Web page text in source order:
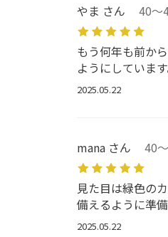
やま さん 40
もう何年も前か
ようにしていま
2025.05.22
mana さん 40
見た目は緑色の
備えるように準
2025.05.22